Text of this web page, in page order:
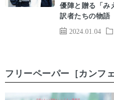
2024.01.04
優陣と贈る「み
訳者たちの物語
フリーペーパー［カンフェ